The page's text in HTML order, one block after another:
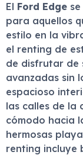
El Ford Edge
para aquellos
estilo en la
el renting de
de disfrutar de
avanzadas sin
espacioso
las calles de la
cómodo hacia
hermosas
renting incluye